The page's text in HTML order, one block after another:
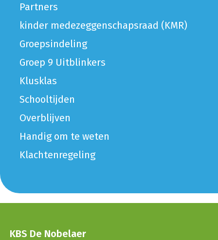
Partners
kinder medezeggenschapsraad (KMR)
Groepsindeling
Groep 9 Uitblinkers
Klusklas
Schooltijden
Overblijven
Handig om te weten
Klachtenregeling
KBS De Nobelaer